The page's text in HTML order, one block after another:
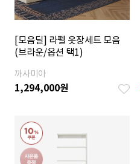
[모음딜] 라펠 옷장세트 모음
(브라운/옵션 택1)
까사미아
1,294,000원